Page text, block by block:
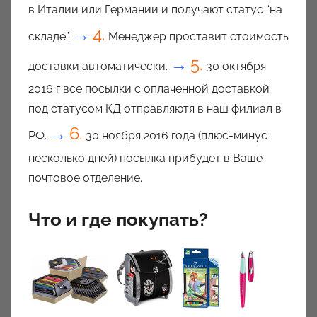
в Италии или Германии и получают статус “на
складе”. → 4. Менеджер проставит стоимость
доставки автоматически. → 5. 30 октября
2016 г все посылки с оплаченной доставкой
под статусом КД отправляютя в наш филиал в
РФ. → 6. 30 ноября 2016 года (плюс-минус
несколько дней) посылка прибудет в Ваше
почтовое отделение.
Что и где покупать?